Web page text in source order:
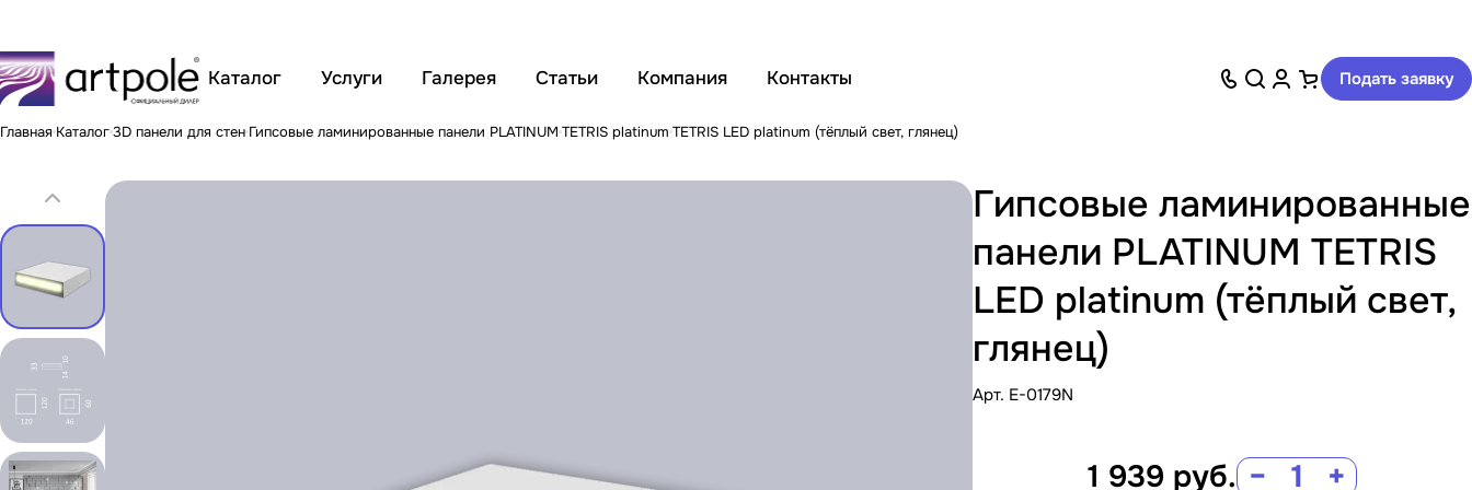
Каталог Услуги Галерея Статьи Компания Контакты Подать заявку
Главная Каталог3D панели для стен Гипсовые ламинированные панели PLATINUM TETRIS platinum TETRIS LED platinum (тёплый свет, глянец)
Гипсовые ламинированные
панели PLATINUM TETRIS
LED platinum (тёплый свет,
глянец)
Арт. E-0179N
1 939 руб. − +